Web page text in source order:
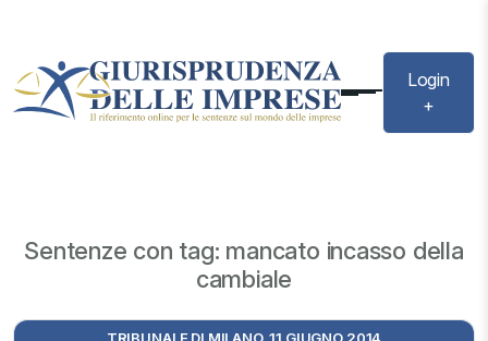
Login
+
Sentenze con tag: mancato incasso della
cambiale